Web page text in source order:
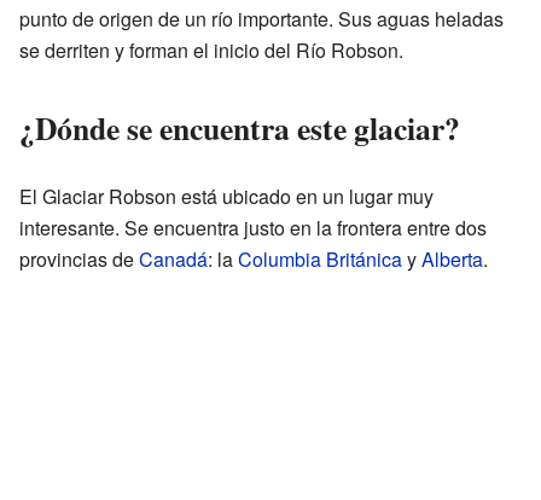
punto de origen de un río importante. Sus aguas heladas
se derriten y forman el inicio del Río Robson.
¿Dónde se encuentra este glaciar?
El Glaciar Robson está ubicado en un lugar muy
interesante. Se encuentra justo en la frontera entre dos
provincias deCanadá: laColumbia BritánicayAlberta.